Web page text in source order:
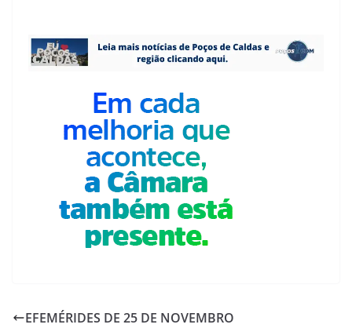
EFEMÉRIDES DE 25 DE NOVEMBRO